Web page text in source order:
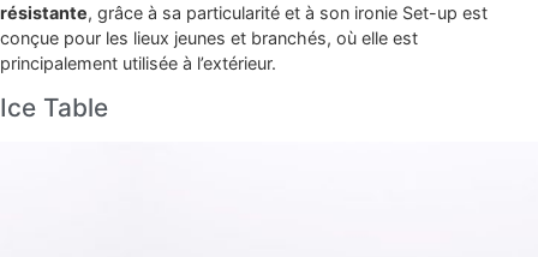
résistante, grâce à sa particularité et à son ironie Set-up est
conçue pour les lieux jeunes et branchés, où elle est
principalement utilisée à l’extérieur.
Ice Table